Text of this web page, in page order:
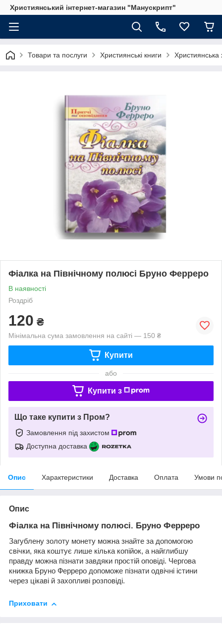
Християнський інтернет-магазин "Манускрипт"
Товари та послуги Християнські книги Християнська
Фіалка на Північному полюсі Бруно Ферреро
В наявності
Роздріб
120 ₴
Мінімальна сума замовлення на сайті — 150 ₴
Купити
або
Купити з
Що таке купити з Пром?
Замовлення під захистом
Доступна доставка
Опис Характеристики Доставка Оплата Умови
Опис
Фіалка на Північному полюсі. Бруно Ферреро
Загублену золоту монету можна знайте за допомогою
свічки, яка коштує лише кілька копійок, а найглибшу
правду можна пізнати завдяки простій оповіді. Чергова
книжка Бруно Ферреро допоможе пізнати одвічні істини
через цікаві й захопливі розповіді.
Приховати